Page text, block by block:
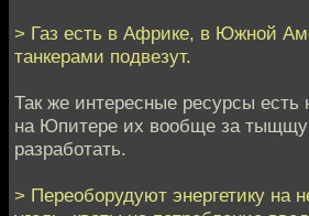
> Газ есть в Африке, в Южной
танкерами подвезут.
Так же интересные ресурсы
на Юпитере их вообще за тыщщу
разработать.
> Переоборудуют энергетику на